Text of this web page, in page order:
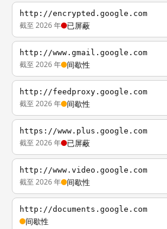
http://encrypted.google.com
截至 2026 年 已屏蔽
http://www.gmail.google.com
截至 2026 年 间歇性
http://feedproxy.google.com
截至 2026 年 间歇性
https://www.plus.google.com
截至 2026 年 已屏蔽
http://www.video.google.com
截至 2026 年 间歇性
http://documents.google.com
间歇性